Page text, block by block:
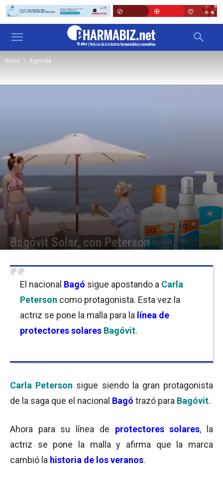
Inicio Agenda
Bagóvit Solar, con Peterson
El nacional Bagó sigue apostando a Carla
Peterson como protagonista. Esta vez la
actriz se pone la malla para la línea de
protectores solares Bagóvit.
Carla Peterson sigue siendo la gran protagonista
de la saga que el nacional Bagó trazó para Bagóvit.
Ahora para su línea de protectores solares, la
actriz se pone la malla y afirma que la marca
cambió la historia de los veranos.